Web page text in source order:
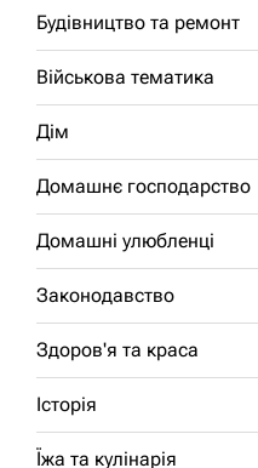
Будівництво та ремонт
Військова тематика
Дім
Домашнє господарство
Домашні улюбленці
Законодавство
Здоров'я та краса
Історія
Їжа та кулінарія